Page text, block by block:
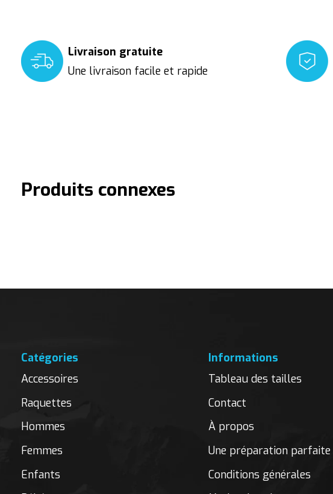
Livraison gratuite
Une livraison facile et rapide
Produits connexes
Catégories
Accessoires
Raquettes
Hommes
Femmes
Enfants
Informations
Tableau des tailles
Contact
À propos
Une préparation parfaite
Conditions générales